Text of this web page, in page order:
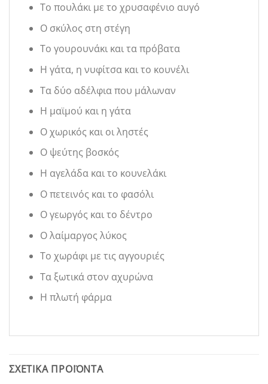
Το πουλάκι με το χρυσαφένιο αυγό
Ο σκύλος στη στέγη
Το γουρουνάκι και τα πρόβατα
Η γάτα, η νυφίτσα και το κουνέλι
Τα δύο αδέλφια που μάλωναν
Η μαϊμού και η γάτα
Ο χωρικός και οι ληστές
Ο ψεύτης βοσκός
Η αγελάδα και το κουνελάκι
Ο πετεινός και το φασόλι
Ο γεωργός και το δέντρο
Ο λαίμαργος λύκος
Το χωράφι με τις αγγουριές
Τα ξωτικά στον αχυρώνα
Η πλωτή φάρμα
ΣΧΕΤΙΚΆ ΠΡΟΪΌΝΤΑ